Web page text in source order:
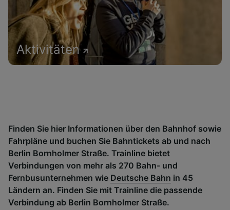
Aktivitäten
Finden Sie hier Informationen über den Bahnhof sowie
Fahrpläne und buchen Sie Bahntickets ab und nach
Berlin Bornholmer Straße. Trainline bietet
Verbindungen von mehr als 270 Bahn- und
Fernbusunternehmen wie Deutsche Bahn in 45
Ländern an. Finden Sie mit Trainline die passende
Verbindung ab Berlin Bornholmer Straße.